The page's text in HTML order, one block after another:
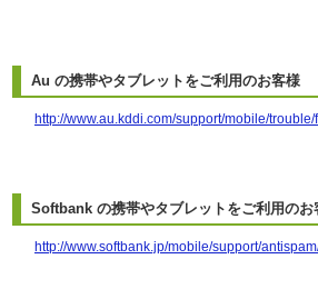
Au の携帯やタブレットをご利用のお客様
http://www.au.kddi.com/support/mobile/
Softbank の携帯やタブレットをご利用のお
http://www.softbank.jp/mobile/support/